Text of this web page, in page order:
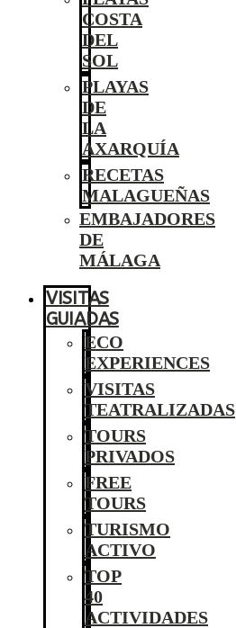
COSTA
DEL
SOL
PLAYAS
DE
LA
AXARQUÍA
RECETAS
MALAGUEÑAS
EMBAJADORES
DE
MÁLAGA
VISITAS
GUIADAS
ECO
EXPERIENCES
VISITAS
TEATRALIZADAS
TOURS
PRIVADOS
FREE
TOURS
TURISMO
ACTIVO
TOP
40
ACTIVIDADES